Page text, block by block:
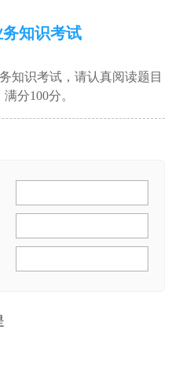
知识考试
知识考试，请认真阅读题目
分100分。